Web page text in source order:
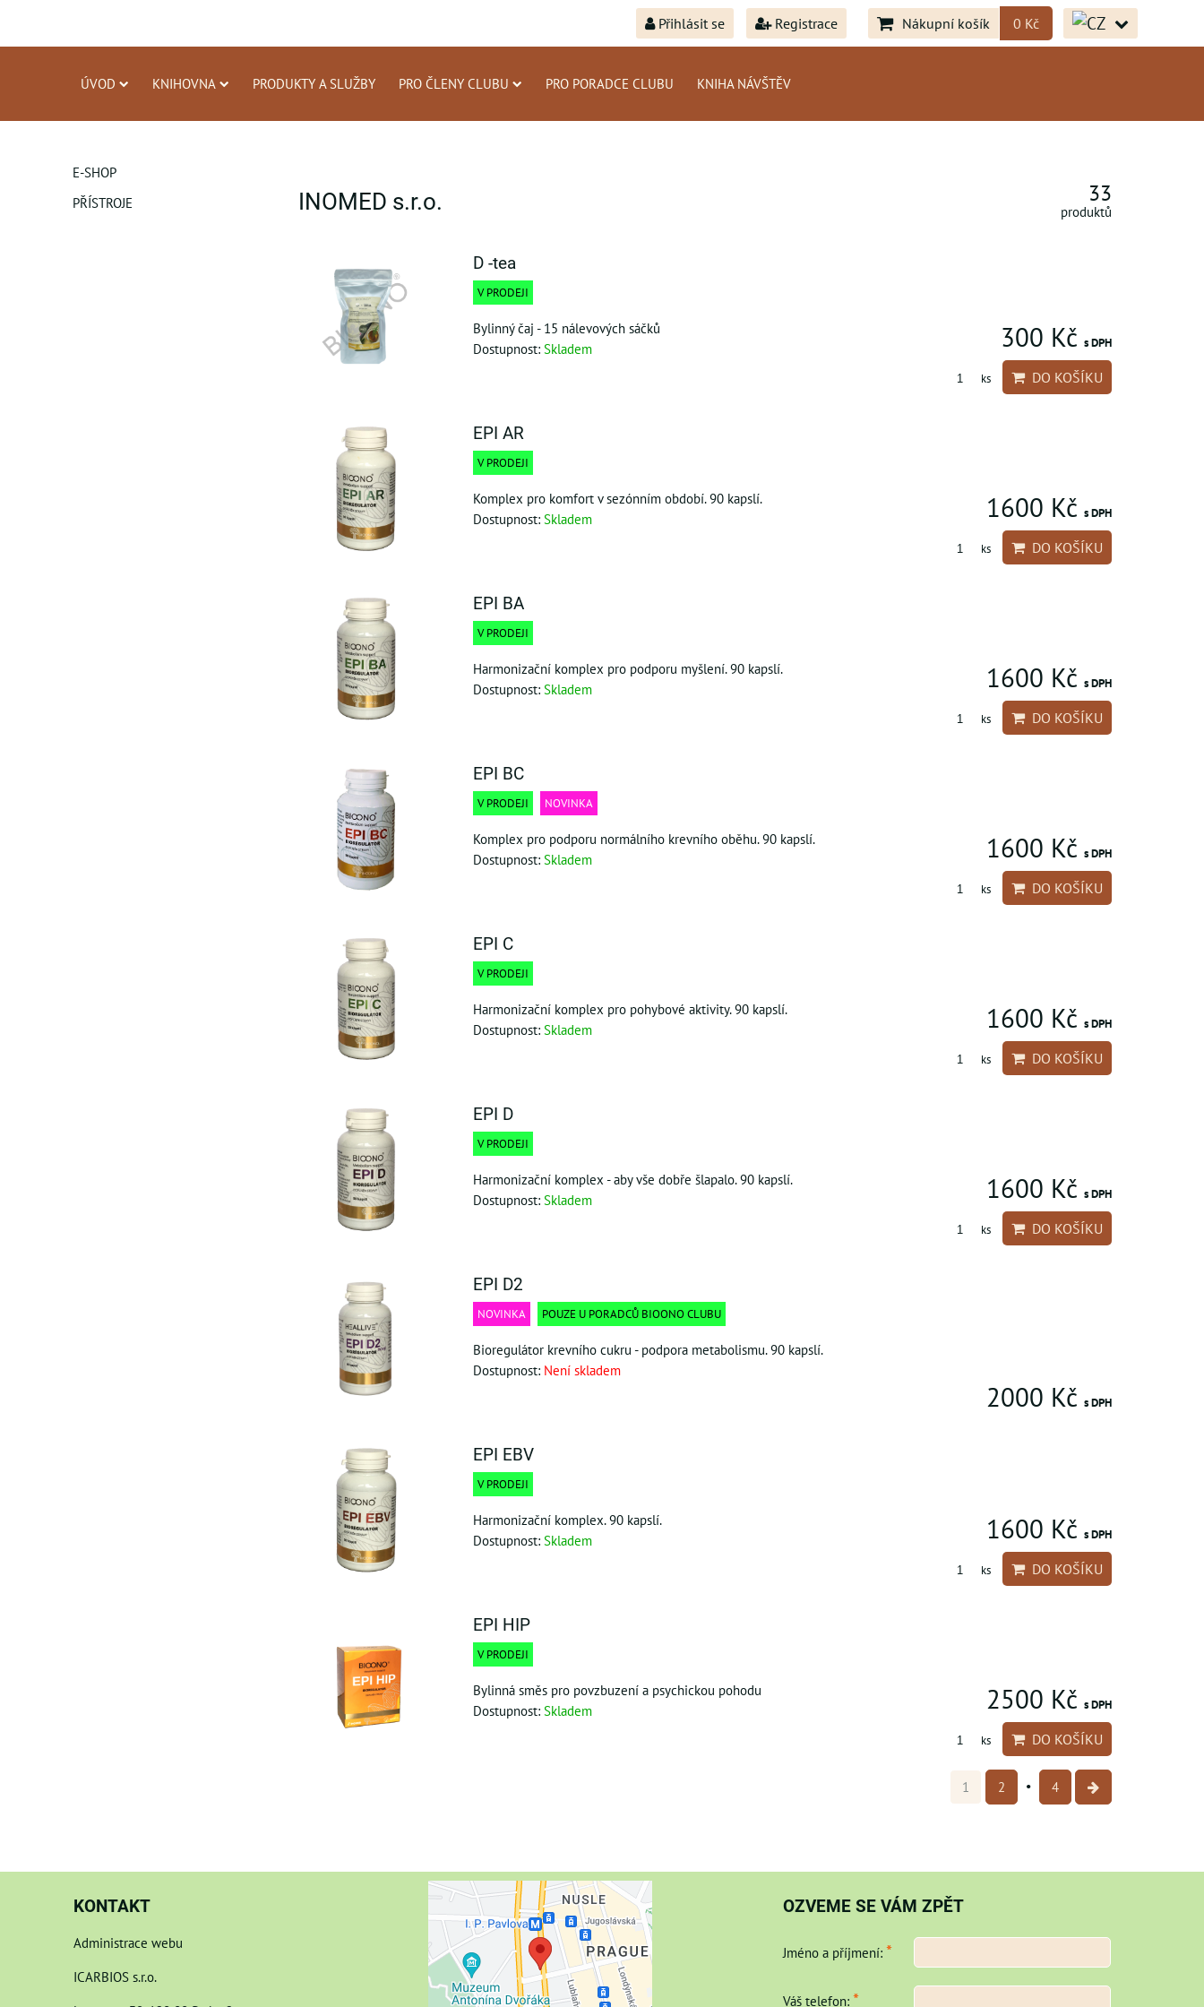
Přihlásit se Registrace Nákupní košík 0 Kč
ÚVOD KNIHOVNA PRODUKTY A SLUŽBY PRO ČLENY CLUBU PRO PORADCE CLUBU KNIHA NÁVŠTĚV
INOMED s.r.o. 33
produktů
D -tea
V PRODEJI
Bylinný čaj - 15 nálevových sáčků
Dostupnost: Skladem 300 Kč s DPH
ks DO KOŠÍKU
EPI AR
V PRODEJI
Komplex pro komfort v sezónním období. 90 kapslí.
Dostupnost: Skladem 1600 Kč s DPH
ks DO KOŠÍKU
EPI BA
V PRODEJI
Harmonizační komplex pro podporu myšlení. 90 kapslí.
Dostupnost: Skladem 1600 Kč s DPH
ks DO KOŠÍKU
EPI BC
V PRODEJI NOVINKA
Komplex pro podporu normálního krevního oběhu. 90 kapslí.
Dostupnost: Skladem 1600 Kč s DPH
ks DO KOŠÍKU
EPI C
V PRODEJI
Harmonizační komplex pro pohybové aktivity. 90 kapslí.
Dostupnost: Skladem 1600 Kč s DPH
ks DO KOŠÍKU
EPI D
V PRODEJI
Harmonizační komplex - aby vše dobře šlapalo. 90 kapslí.
Dostupnost: Skladem 1600 Kč s DPH
ks DO KOŠÍKU
EPI D2
NOVINKA POUZE U PORADCŮ BIOONO CLUBU
Bioregulátor krevního cukru - podpora metabolismu. 90 kapslí.
Dostupnost: Není skladem
2000 Kč s DPH
EPI EBV
V PRODEJI
Harmonizační komplex. 90 kapslí.
Dostupnost: Skladem 1600 Kč s DPH
ks DO KOŠÍKU
EPI HIP
V PRODEJI
Bylinná směs pro povzbuzení a psychickou pohodu
Dostupnost: Skladem 2500 Kč s DPH
ks DO KOŠÍKU
1 2 4
E-SHOP
PŘÍSTROJE
KONTAKT
Administrace webu
ICARBIOS s.r.o.
OZVEME SE VÁM ZPĚT
Jméno a příjmení: *
Váš telefon: *